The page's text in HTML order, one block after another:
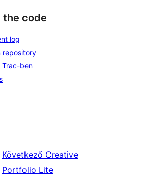
the code
log
repository
Trac-ben
Következő Creative
Portfolio Lite